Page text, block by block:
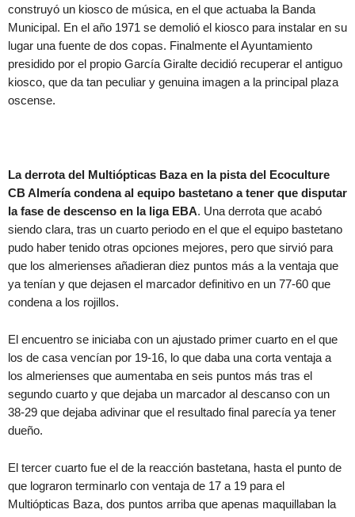
construyó un kiosco de música, en el que actuaba la Banda
Municipal. En el año 1971 se demolió el kiosco para instalar en su
lugar una fuente de dos copas. Finalmente el Ayuntamiento
presidido por el propio García Giralte decidió recuperar el antiguo
kiosco, que da tan peculiar y genuina imagen a la principal plaza
oscense.
La derrota del Multiópticas Baza en la pista del Ecoculture
CB Almería condena al equipo bastetano a tener que disputar
la fase de descenso en la liga EBA. Una derrota que acabó
siendo clara, tras un cuarto periodo en el que el equipo bastetano
pudo haber tenido otras opciones mejores, pero que sirvió para
que los almerienses añadieran diez puntos más a la ventaja que
ya tenían y que dejasen el marcador definitivo en un 77-60 que
condena a los rojillos.
El encuentro se iniciaba con un ajustado primer cuarto en el que
los de casa vencían por 19-16, lo que daba una corta ventaja a
los almerienses que aumentaba en seis puntos más tras el
segundo cuarto y que dejaba un marcador al descanso con un
38-29 que dejaba adivinar que el resultado final parecía ya tener
dueño.
El tercer cuarto fue el de la reacción bastetana, hasta el punto de
que lograron terminarlo con ventaja de 17 a 19 para el
Multiópticas Baza, dos puntos arriba que apenas maquillaban la